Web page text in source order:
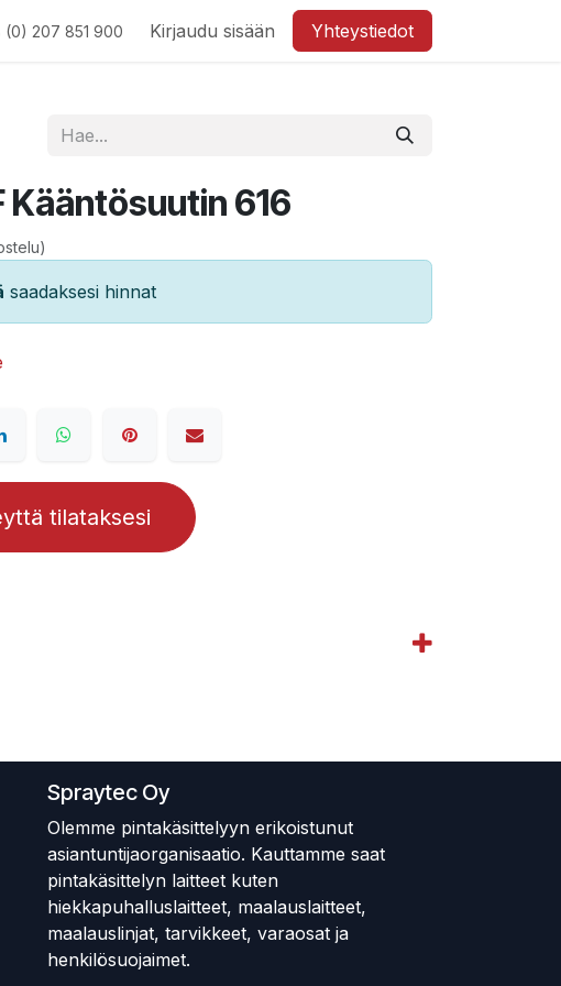
(0) 207 851 900 Kirjaudu sisään Yhteystiedot
Kääntösuutin 616
saadaksesi hinnat
tilataksesi
Spraytec Oy
Olemme pintakäsittelyyn erikoistunut
asiantuntijaorganisaatio. Kauttamme saat
pintakäsittelyn laitteet kuten
hiekkapuhalluslaitteet, maalauslaitteet,
maalauslinjat, tarvikkeet, varaosat ja
henkilösuojaimet.